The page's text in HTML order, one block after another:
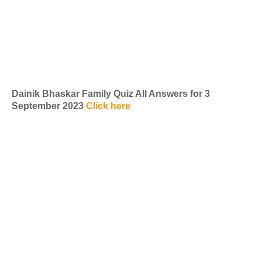
Dainik Bhaskar Family Quiz All Answers for 3
September 2023 Click here